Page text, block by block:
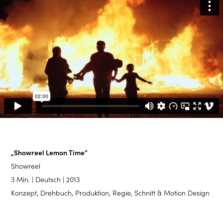
„Showreel Lemon Time“
Showreel
3 Min. | Deutsch | 2013
Konzept, Drehbuch, Produktion, Regie, Schnitt & Motion Design